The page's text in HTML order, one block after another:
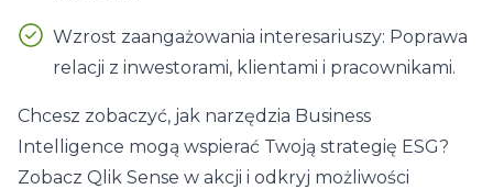
Wzrost zaangażowania interesariuszy: Poprawa
relacji z inwestorami, klientami i pracownikami.
Chcesz zobaczyć, jak narzędzia Business
Intelligence mogą wspierać Twoją strategię ESG?
Zobacz Qlik Sense w akcji i odkryj możliwości